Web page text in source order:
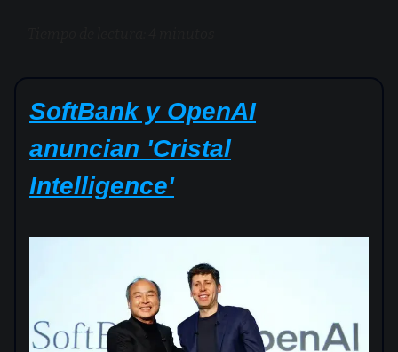
SoftBank y OpenAI
anuncian 'Cristal
Intelligence'